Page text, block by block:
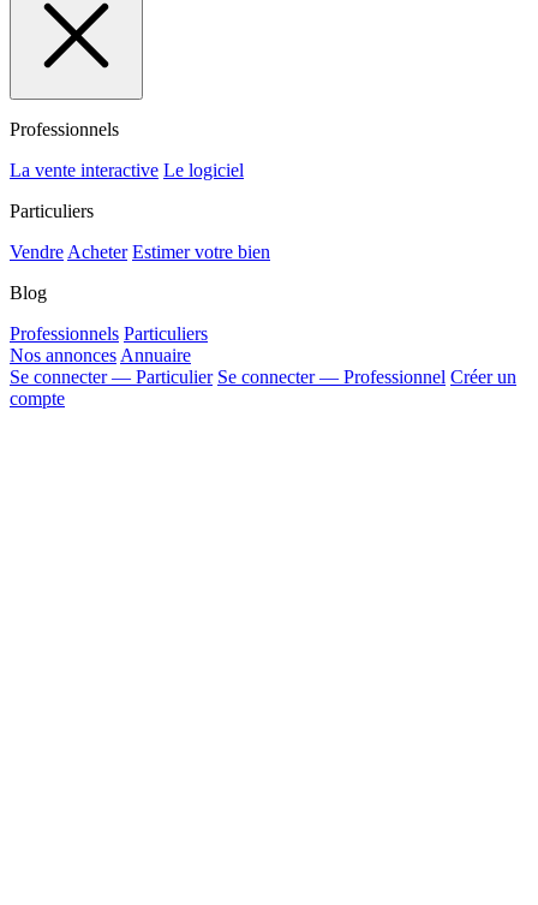
Professionnels
La vente interactive Le logiciel
Particuliers
Vendre Acheter Estimer votre bien
Blog
Professionnels Particuliers
Nos annonces Annuaire
Se connecter — Particulier Se connecter — Professionnel Créer un
compte